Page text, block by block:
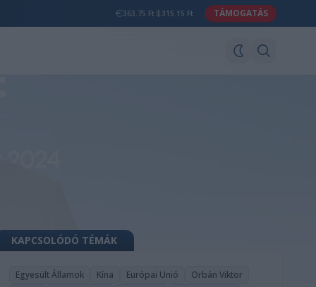
363.75 Ft 315.15 Ft TÁMOGATÁS
KAPCSOLÓDÓ TÉMÁK
Egyesült Államok Kína Európai Unió
Orbán Viktor